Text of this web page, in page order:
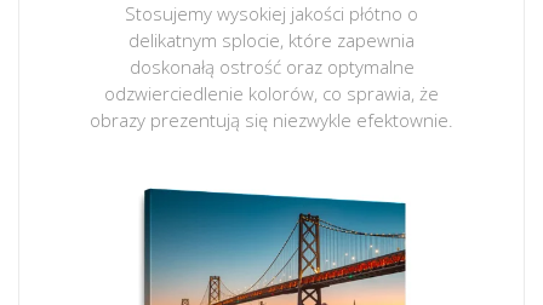
Stosujemy wysokiej jakości płótno o
delikatnym splocie, które zapewnia
doskonałą ostrość oraz optymalne
odzwierciedlenie kolorów, co sprawia, że
obrazy prezentują się niezwykle efektownie.